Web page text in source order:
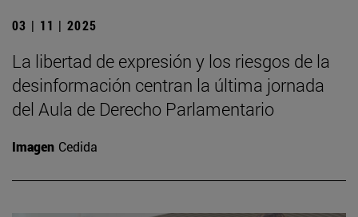
03 | 11 | 2025
La libertad de expresión y los riesgos de la
desinformación centran la última jornada
del Aula de Derecho Parlamentario
Imagen Cedida